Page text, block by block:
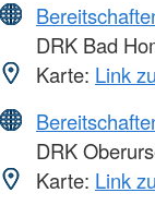
DRK Bad
Karte: Link
DRK
Karte: Link